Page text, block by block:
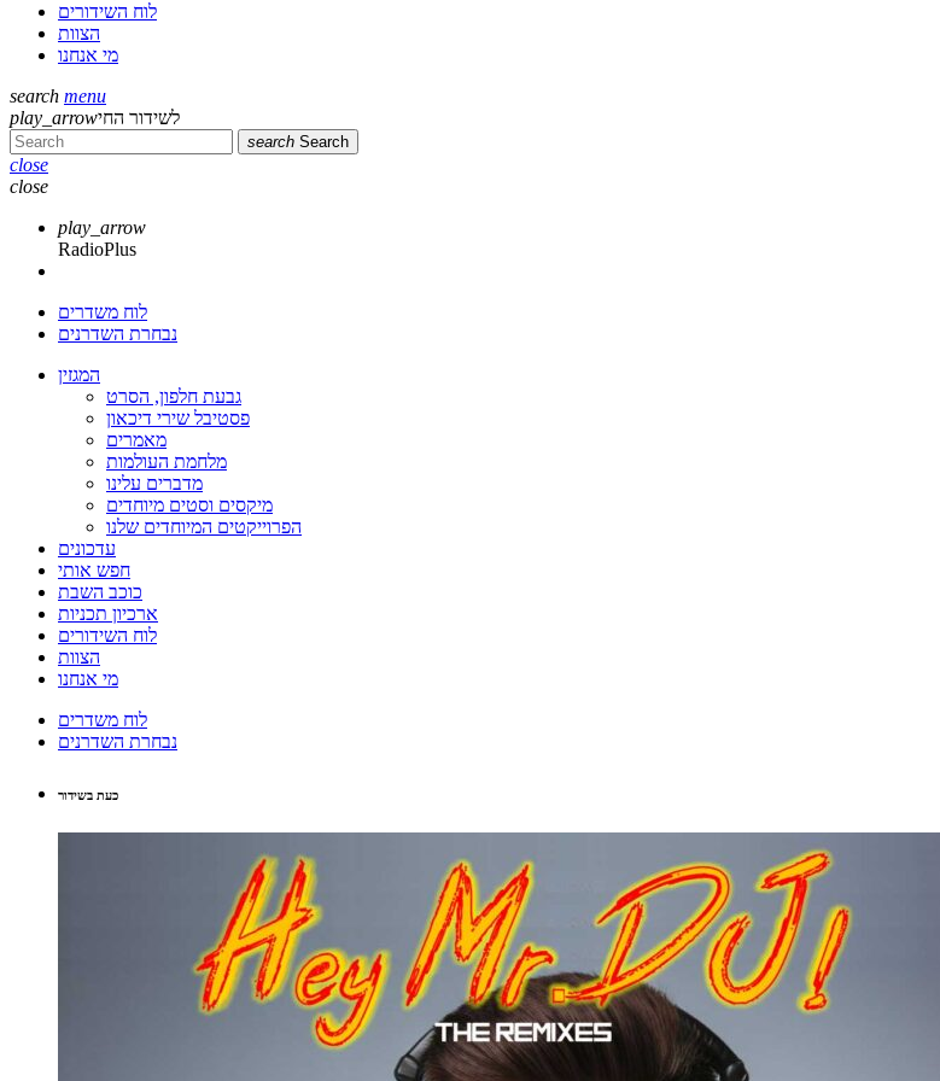
לוח השידורים
הצוות
מי אנחנו
search menu
play_arrowלשידור החי
search Search
close
close
play_arrow
RadioPlus
לוח משדרים
נבחרת השדרנים
המגזין
גבעת חלפון, הסרט
פסטיבל שירי דיכאון
מאמרים
מלחמת העולמות
מדברים עלינו
מיקסים וסטים מיוחדים
הפרוייקטים המיוחדים שלנו
עדכונים
חפש אותי
כוכב השבת
ארכיון תכניות
לוח השידורים
הצוות
מי אנחנו
לוח משדרים
נבחרת השדרנים
כעת בשידור